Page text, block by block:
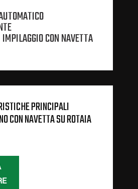
CON NAVETTA
PRINCIPALI
CON NAVETTA SU ROTAIA